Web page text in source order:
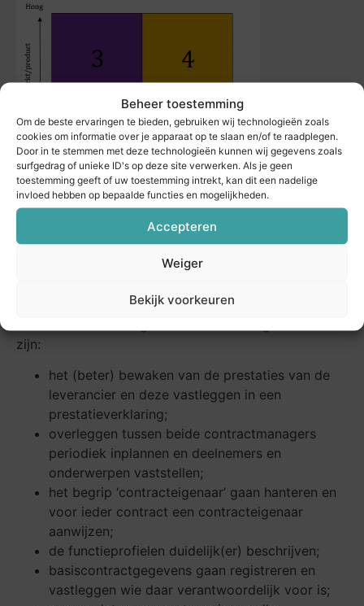
Beheer toestemming
Om de beste ervaringen te bieden, gebruiken wij technologieën zoals
cookies om informatie over je apparaat op te slaan en/of te raadplegen.
Door in te stemmen met deze technologieën kunnen wij gegevens zoals
surfgedrag of unieke ID's op deze site verwerken. Als je geen
toestemming geeft of uw toestemming intrekt, kan dit een nadelige
invloed hebben op bepaalde functies en mogelijkheden.
Accepteren
Weiger
Bekijk voorkeuren
Verbeteracties
contractmanagement
De verbeteracties die in het onderzoek aangegeven
zijn:
het (beter) bewaken van de prestaties van de
leverancier en deze vastleggen in een
prestatieverklaring;
overleggen tussen beide contractmanagers
periodiek inplannen en deelnemers en
onderwerpen vaststellen;
het begrip ‘contracteigenaar’ gaan hanteren en
voor ieder contract een contracteigenaar
aanwijzen;
de functieprofielen duidelijk(er) beschrijven;
basiscontractgegevens gaan registreren en
vastleggen wie daar verantwoordelijk voor is;